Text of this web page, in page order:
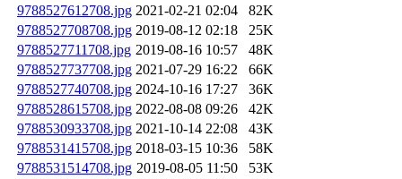
9788527612708.jpg 2021-02-21 02:04
82K
9788527708708.jpg 2019-08-12 02:18
25K
9788527711708.jpg 2019-08-16 10:57
48K
9788527737708.jpg 2021-07-29 16:22
66K
9788527740708.jpg 2024-10-16 17:27
36K
9788528615708.jpg 2022-08-08 09:26
42K
9788530933708.jpg 2021-10-14 22:08
43K
9788531415708.jpg 2018-03-15 10:36
58K
9788531514708.jpg 2019-08-05 11:50
53K